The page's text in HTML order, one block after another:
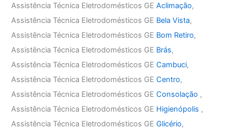
Assistência Técnica Eletrodomésticos GEAclimação,
Assistência Técnica Eletrodomésticos GE Bela Vista,
Assistência Técnica Eletrodomésticos GE Bom Retiro,
Assistência Técnica Eletrodomésticos GE Brás,
Assistência Técnica Eletrodomésticos GECambuci,
Assistência Técnica Eletrodomésticos GECentro,
Assistência Técnica Eletrodomésticos GEConsolação ,
Assistência Técnica Eletrodomésticos GE Higienópolis ,
Assistência Técnica Eletrodomésticos GEGlicério,